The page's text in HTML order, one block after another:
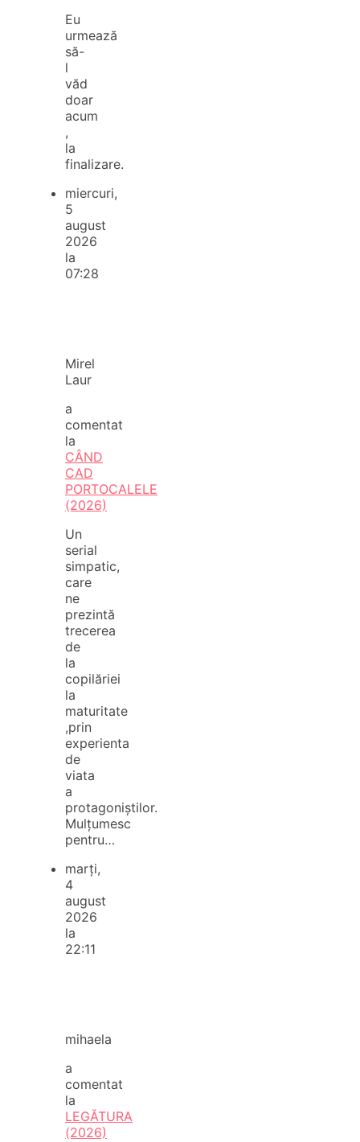
Eu
urmează
să-
l
văd
doar
acum
,
la
finalizare.
miercuri,
5
august
2026
la
07:28
Mirel
Laur
a
comentat
la
CÂND
CAD
PORTOCALELE
(2026)
Un
serial
simpatic,
care
ne
prezintă
trecerea
de
la
copilăriei
la
maturitate
,prin
experienta
de
viata
a
protagoniștilor.
Mulțumesc
pentru…
marți,
4
august
2026
la
22:11
mihaela
a
comentat
la
LEGĂTURA
(2026)